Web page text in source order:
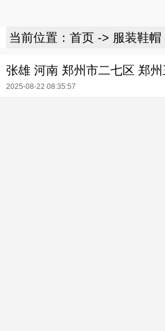
当前位置： 首页 -> 服装鞋帽
张雄 河南 郑州市二七区 郑
2025-08-22 08:35:57